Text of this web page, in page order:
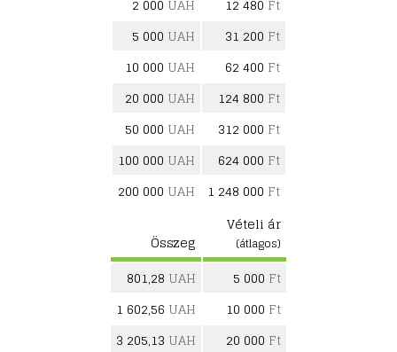
2 000 UAH 12 480 Ft
5 000 UAH 31 200 Ft
10 000 UAH 62 400 Ft
20 000 UAH 124 800 Ft
50 000 UAH 312 000 Ft
100 000 UAH 624 000 Ft
200 000 UAH 1 248 000 Ft
Összeg
Vételi ár
(átlagos)
801,28 UAH 5 000 Ft
1 602,56 UAH 10 000 Ft
3 205,13 UAH 20 000 Ft